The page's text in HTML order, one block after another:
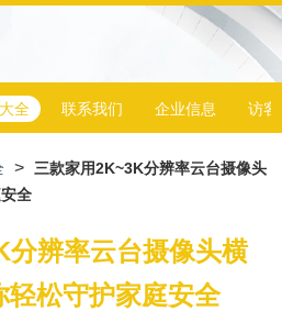
全 联系我们 企业信息 访客
>
三款家用2K~3K分辨率云台摄像头
全
分辨率云台摄像头横
轻松守护家庭安全